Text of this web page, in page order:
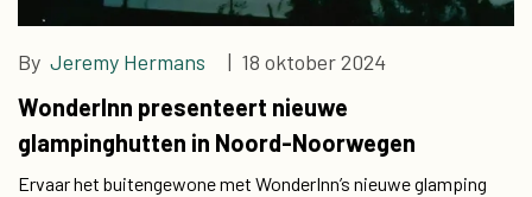
By Jeremy Hermans | 18 oktober 2024
WonderInn presenteert nieuwe
glampinghutten in Noord-Noorwegen
Ervaar het buitengewone met WonderInn’s nieuwe glamping